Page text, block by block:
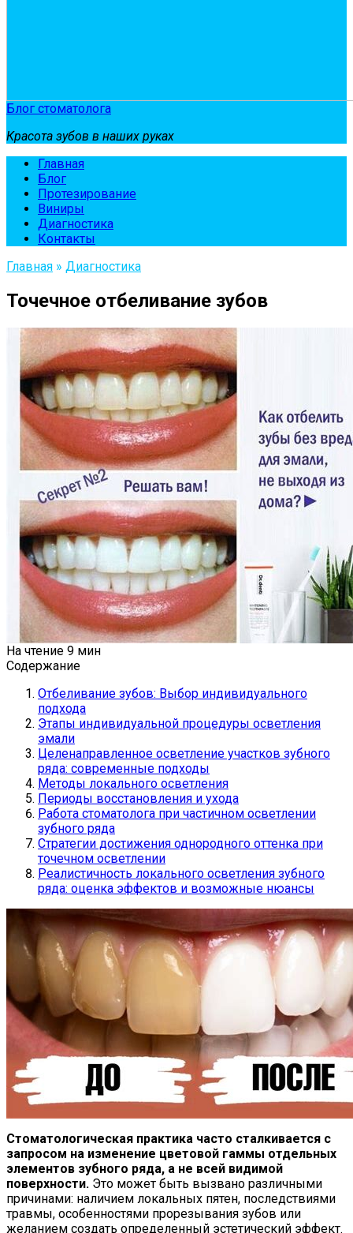
Блог стоматолога
Красота зубов в наших руках
Главная
Блог
Протезирование
Виниры
Диагностика
Контакты
Главная » Диагностика
Точечное отбеливание зубов
На чтение 9 мин
Содержание
Отбеливание зубов: Выбор индивидуального
подхода
Этапы индивидуальной процедуры осветления
эмали
Целенаправленное осветление участков зубного
ряда: современные подходы
Методы локального осветления
Периоды восстановления и ухода
Работа стоматолога при частичном осветлении
зубного ряда
Стратегии достижения однородного оттенка при
точечном осветлении
Реалистичность локального осветления зубного
ряда: оценка эффектов и возможные нюансы
Стоматологическая практика часто сталкивается с
запросом на изменение цветовой гаммы отдельных
элементов зубного ряда, а не всей видимой
поверхности. Это может быть вызвано различными
причинами: наличием локальных пятен, последствиями
травмы, особенностями прорезывания зубов или
желанием создать определенный эстетический эффект.